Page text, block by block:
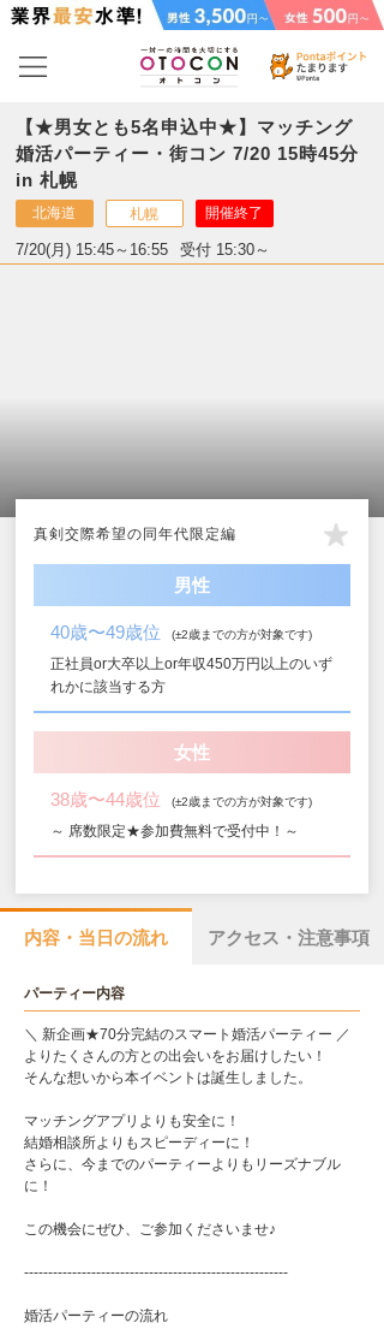
【★男女とも5名申込中★】マッチング
婚活パーティー・街コン 7/20 15時45分
in 札幌
北海道 札幌 開催終了
7/20(月) 15:45～16:55 受付 15:30～
真剣交際希望の同年代限定編
男性
40歳〜49歳位 (±2歳までの方が対象です)
正社員or大卒以上or年収450万円以上のいず
れかに該当する方
女性
38歳〜44歳位 (±2歳までの方が対象です)
～ 席数限定★参加費無料で受付中！～
内容・当日の流れ アクセス・注意事項
パーティー内容
＼ 新企画★70分完結のスマート婚活パーティー ／
よりたくさんの方との出会いをお届けしたい！
そんな想いから本イベントは誕生しました。
マッチングアプリよりも安全に！
結婚相談所よりもスピーディーに！
さらに、今までのパーティーよりもリーズナブル
に！
この機会にぜひ、ご参加くださいませ♪
-------------------------------------------------------
婚活パーティーの流れ